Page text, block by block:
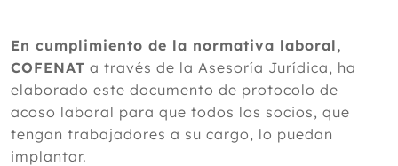
En cumplimiento de la normativa laboral,
COFENAT a través de la Asesoría Jurídica, ha
elaborado este documento de protocolo de
acoso laboral para que todos los socios, que
tengan trabajadores a su cargo, lo puedan
implantar.